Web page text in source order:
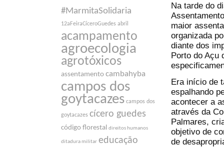
#MarmitaSolidaria
12aFeiraCíceroGuedes abril
acampamento
agroecologia
agrotóxicos
assentamento cambahyba
campos dos
goytacazes campos dos
goytacazes cícero guedes
código florestal direitos humanos
ditadura militar educação
Na tarde do
maior
organizada
diante dos
Porto do Açu
Era início de
espalhando
acontecer a
através da
Palmares,
objetivo de
de